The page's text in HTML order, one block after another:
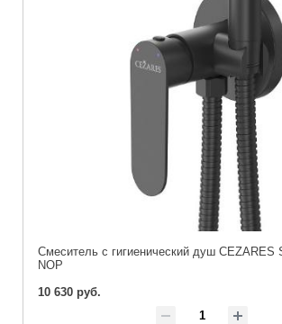
Смеситель с гигиенический душ CEZARES
NOP
10 630 руб.